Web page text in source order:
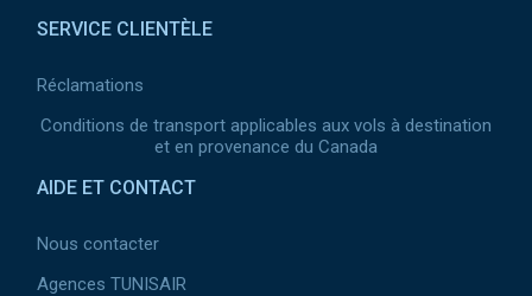
SERVICE CLIENTÈLE
Réclamations
Conditions de transport applicables aux vols à destination
et en provenance du Canada
AIDE ET CONTACT
Nous contacter
Agences TUNISAIR